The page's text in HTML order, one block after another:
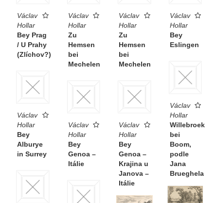
Václav
Hollar
Bey Prag
/ U Prahy
(Zlíchov?)
Václav
Hollar
Zu
Hemsen
bei
Mechelen
Václav
Hollar
Zu
Hemsen
bei
Mechelen
Václav
Hollar
Bey
Eslingen
Václav
Hollar
Willebroek
bei
Boom,
podle
Jana
Brueghela
Václav
Hollar
Bey
Alburye
in Surrey
Václav
Hollar
Bey
Genoa –
Itálie
Václav
Hollar
Bey
Genoa –
Krajina u
Janova –
Itálie